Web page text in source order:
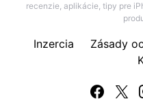
recenzie, aplikácie, tipy pre
Inzercia
Zásady